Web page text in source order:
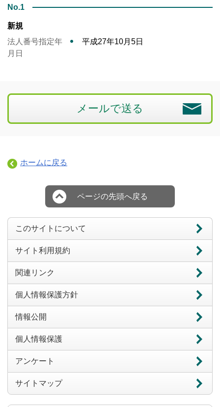
No.1
新規
法人番号指定年
月日
平成27年10月5日
メールで送る
ホームに戻る
ページの先頭へ戻る
このサイトについて
サイト利用規約
関連リンク
個人情報保護方針
情報公開
個人情報保護
アンケート
サイトマップ